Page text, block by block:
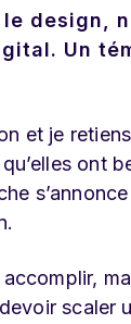
design,
Un
et je
ont
scaler